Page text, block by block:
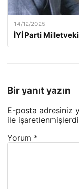
14/12/2025
İYİ Parti
Bir yanıt yazın
E-posta adresiniz
ile
Yorum *